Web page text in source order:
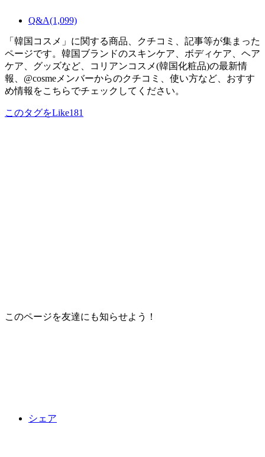
Q&A(1,099)
「韓国コスメ」に関する商品、クチコミ、記事等が集まった
ページです。韓国ブランドのスキンケア、ボディケア、ヘア
ケア、グッズなど、コリアンコスメ(韓国化粧品)の最新情
報、@cosmeメンバーからのクチコミ、使い方など、おすす
め情報をこちらでチェックしてください。
このタグをLike181
このページを友達にも知らせよう！
シェア